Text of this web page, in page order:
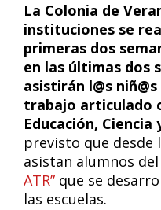
La Colonia de
instituciones se
primeras dos
en las últimas dos
asistirán l@s
trabajo articulado
Educación,
previsto que desde
asistan alumnos
ATR” que se
las escuelas.